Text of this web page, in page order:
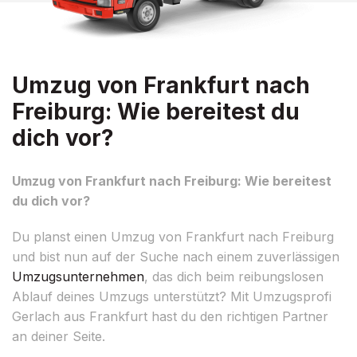
Umzug von Frankfurt nach
Freiburg: Wie bereitest du
dich vor?
Umzug von Frankfurt nach Freiburg: Wie bereitest
du dich vor?
Du planst einen Umzug von Frankfurt nach Freiburg
und bist nun auf der Suche nach einem zuverlässigen
Umzugsunternehmen, das dich beim reibungslosen
Ablauf deines Umzugs unterstützt? Mit Umzugsprofi
Gerlach aus Frankfurt hast du den richtigen Partner
an deiner Seite.